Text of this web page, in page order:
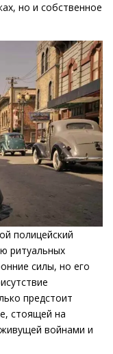
но и собственное
полицейский
ритуальных
силы, но его
предстоит
стоящей на
войнами и